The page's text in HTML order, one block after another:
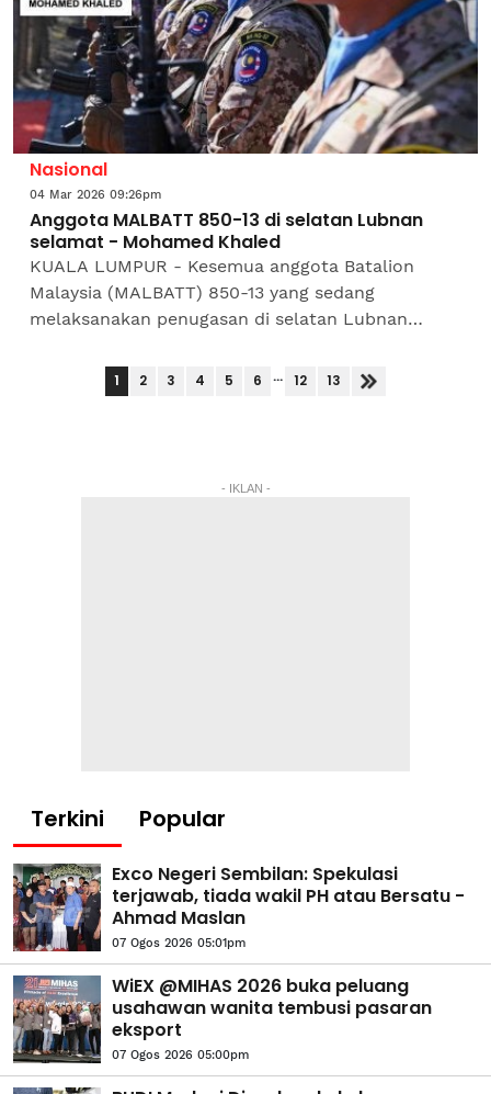
Nasional
04 Mar 2026 09:26pm
Anggota MALBATT 850-13 di selatan Lubnan
selamat - Mohamed Khaled
KUALA LUMPUR - Kesemua anggota Batalion
Malaysia (MALBATT) 850-13 yang sedang
melaksanakan penugasan di selatan Lubnan
Pertahanan, Datuk Seri Mohamed Khaled Nordin...
1 2 3 4 5 6 ... 12 13
- IKLAN -
Terkini Popular
Exco Negeri Sembilan: Spekulasi
terjawab, tiada wakil PH atau Bersatu -
Ahmad Maslan
07 Ogos 2026 05:01pm
WiEX @MIHAS 2026 buka peluang
usahawan wanita tembusi pasaran
eksport
07 Ogos 2026 05:00pm